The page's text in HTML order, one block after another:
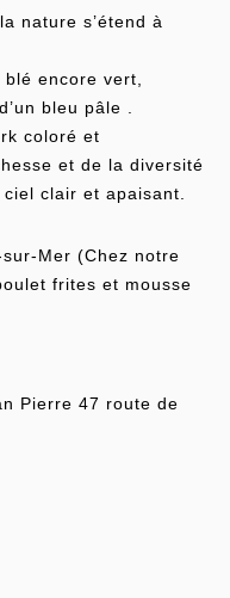
nature s’étend à
encore vert,
bleu pâle .
coloré et
et de la diversité
clair et apaisant.
Mer (Chez notre
frites et mousse
Pierre 47 route de